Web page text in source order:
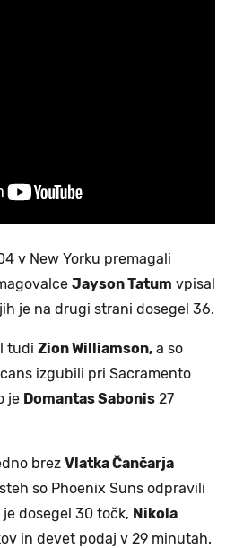
v New Yorku premagali
Jayson Tatum vpisal
jih je na drugi strani dosegel 36.
tudi Zion Williamson, a so
izgubili pri Sacramento
je Domantas Sabonis 27
brez Vlatka Čančarja
so Phoenix Suns odpravili
je dosegel 30 točk, Nikola
in devet podaj v 29 minutah.